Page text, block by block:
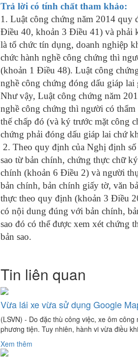
Trả lời có tính chất tham khảo:
1. Luật công chứng năm 2014 quy
Điều 40, khoản 3 Điều 41) và phải
là tổ chức tín dụng, doanh nghiệp
chức hành nghề công chứng thì
(khoản 1 Điều 48). Luật công
nghề công chứng đóng dấu giáp lai
Như vậy, Luật công chứng năm
nghề công chứng thì người có
thế chấp đó (và ký trước mặt công
chứng phải đóng dấu giáp lai chứ
2. Theo quy định của Nghị định số
sao từ bản chính, chứng thực chữ
chính (khoản 6 Điều 2) và người
bản chính, bản chính giấy tờ, văn
thực theo quy định (khoản 3 Điều
có nội dung đúng với bản chính,
sao đó có thể được xem xét chứng
bản sao.
Tin liên quan
Vừa lái xe vừa sử dụng Google
(LSVN) - Do đặc thù công việc, xe ôm
phương tiện. Tuy nhiên, hành vi vừa điều
Xem thêm